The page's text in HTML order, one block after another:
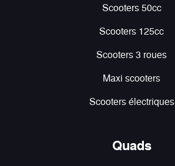
Scooters 50cc
Scooters 125cc
Scooters 3 roues
Maxi scooters
Scooters électriques
Quads